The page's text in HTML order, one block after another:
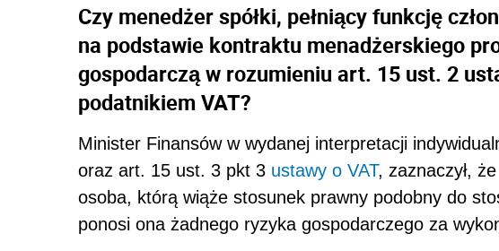
Czy menedżer spółki, pełniący funkcję
na podstawie kontraktu menadżerskiego
gospodarczą w rozumieniu art. 15 ust. 2
podatnikiem VAT?
Minister Finansów w wydanej interpretacji
oraz art. 15 ust. 3 pkt 3 ustawy o VAT, zaznaczył,
osoba, którą wiąże stosunek prawny podobny do
ponosi ona żadnego ryzyka gospodarczego za